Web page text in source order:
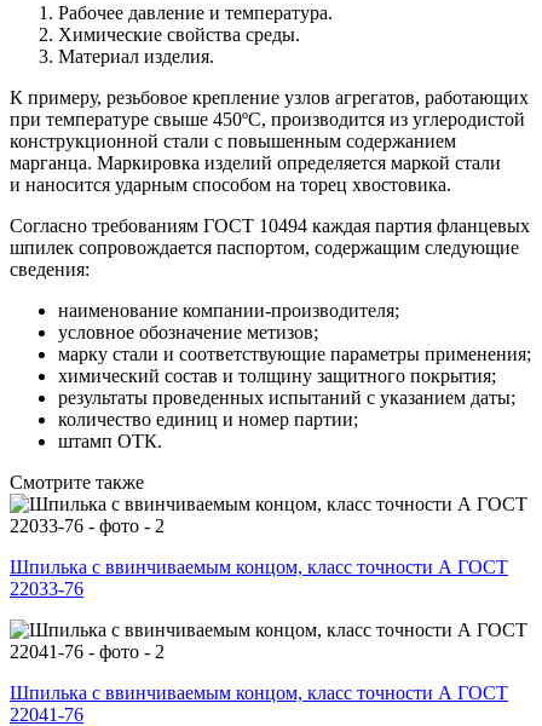
Рабочее давление и температура.
Химические свойства среды.
Материал изделия.
К примеру, резьбовое крепление узлов агрегатов, работающих
при температуре свыше 450ºС, производится из углеродистой
конструкционной стали с повышенным содержанием
марганца. Маркировка изделий определяется маркой стали
и наносится ударным способом на торец хвостовика.
Согласно требованиям ГОСТ 10494 каждая партия фланцевых
шпилек сопровождается паспортом, содержащим следующие
сведения:
наименование компании-производителя;
условное обозначение метизов;
марку стали и соответствующие параметры применения;
химический состав и толщину защитного покрытия;
результаты проведенных испытаний с указанием даты;
количество единиц и номер партии;
штамп ОТК.
Смотрите также
Шпилька с ввинчиваемым концом, класс точности А ГОСТ
22033-76
Шпилька с ввинчиваемым концом, класс точности А ГОСТ
22041-76